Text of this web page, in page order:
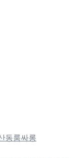
동룸싸롱